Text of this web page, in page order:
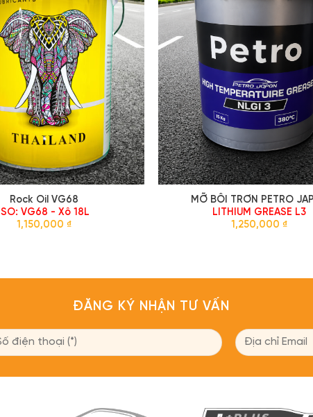
Rock Oil VG68
ISO: VG68 - Xô 18L
1,150,000 ₫
MỠ BÔI TRƠN PETRO
LITHIUM GREASE L3
1,250,000 ₫
ĐĂNG KÝ NHẬN TƯ VẤN